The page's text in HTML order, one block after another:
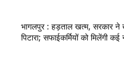
भागलपुर : हड़ताल खत्म, सरकार ने
पिटारा; सफाईकर्मियों को मिलेंगी कई